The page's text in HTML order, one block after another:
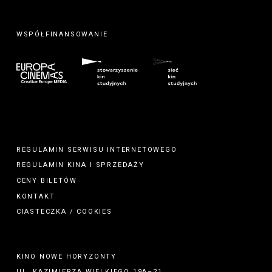
WSPÓŁFINANSOWANIE
REGULAMIN SERWISU INTERNETOWEGO
REGULAMIN
KINA
SPRZEDAŻY
CENY BILETÓW
KONTAKT
CIASTECZKA / COOKIES
KINO NOWE HORYZONTY